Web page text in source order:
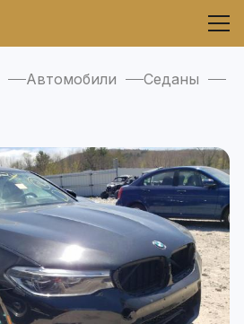
Автомобили
Седаны